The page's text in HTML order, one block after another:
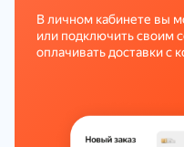
В личном кабинете вы
или подключить своим
оплачивать доставки с